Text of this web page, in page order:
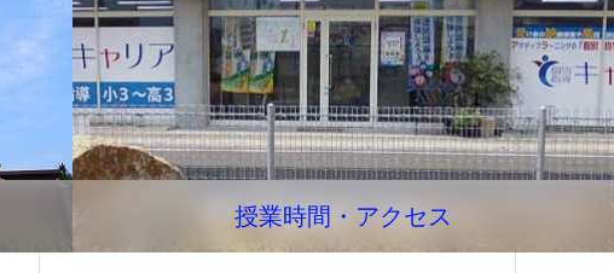
授業時間・アクセス